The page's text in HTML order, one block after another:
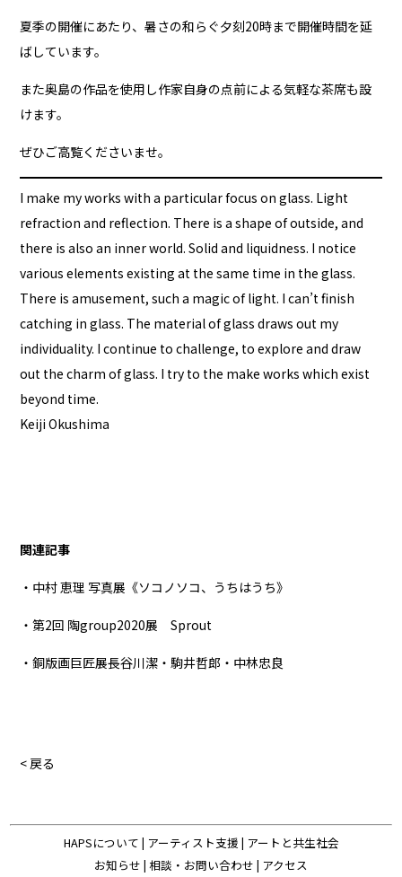
夏季の開催にあたり、暑さの和らぐ夕刻20時まで開催時間を延
ばしています。
また奥島の作品を使用し作家自身の点前による気軽な茶席も設
けます。
ぜひご高覧くださいませ。
I make my works with a particular focus on glass. Light
refraction and reflection. There is a shape of outside, and
there is also an inner world. Solid and liquidness. I notice
various elements existing at the same time in the glass.
There is amusement, such a magic of light. I can’t finish
catching in glass. The material of glass draws out my
individuality. I continue to challenge, to explore and draw
out the charm of glass. I try to the make works which exist
beyond time.
Keiji Okushima
関連記事
・中村 恵理 写真展《ソコノソコ、うちはうち》
・第2回 陶group2020展 Sprout
・銅版画巨匠展長谷川潔・駒井哲郎・中林忠良
< 戻る
HAPSについて | アーティスト支援 | アートと共生社会
お知らせ | 相談・お問い合わせ | アクセス